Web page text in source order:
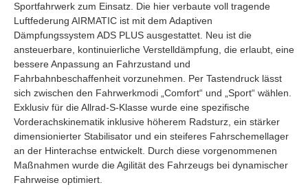
Sportfahrwerk zum Einsatz. Die hier verbaute voll tragende
Luftfederung AIRMATIC ist mit dem Adaptiven
Dämpfungssystem ADS PLUS ausgestattet. Neu ist die
ansteuerbare, kontinuierliche Verstelldämpfung, die erlaubt, eine
bessere Anpassung an Fahrzustand und
Fahrbahnbeschaffenheit vorzunehmen. Per Tastendruck lässt
sich zwischen den Fahrwerkmodi „Comfort“ und „Sport“ wählen.
Exklusiv für die Allrad-S-Klasse wurde eine spezifische
Vorderachskinematik inklusive höherem Radsturz, ein stärker
dimensionierter Stabilisator und ein steiferes Fahrschemellager
an der Hinterachse entwickelt. Durch diese vorgenommenen
Maßnahmen wurde die Agilität des Fahrzeugs bei dynamischer
Fahrweise optimiert.